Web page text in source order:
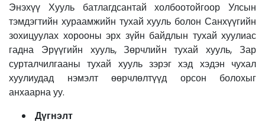
Энэхүү Хууль батлагдсантай холбоотойгоор Улсын
тэмдэгтийн хураамжийн тухай хууль болон Санхүүгийн
зохицуулах хорооны эрх зүйн байдлын тухай хуулиас
гадна Эрүүгийн хууль, Зөрчлийн тухай хууль, Зар
сурталчилгааны тухай хууль зэрэг хэд хэдэн чухал
хуулиудад нэмэлт өөрчлөлтүүд орсон болохыг
анхаарна уу.
Дүгнэлт